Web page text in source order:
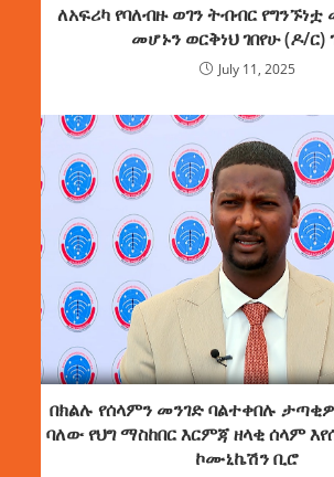
ለአፍሪካ የባለብዙ ወገን ትብብር
መሆኑን ወርቅነህ ገበየሁ (ዶ/ር)
July 11, 2025
በክልሉ የሰላምን መንገድ ባልተቀበሉ
ባለው የህግ ማስከበር እርምጃ ዘላቂ ሰላም
ኮሙኒኬሽን ቢሮ